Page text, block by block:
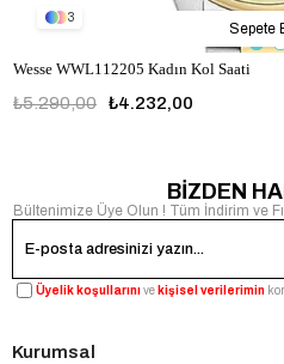
3
Wesse WWL112205 Kadın Kol Saati
₺4.232,00
₺5.290,00
Sepete
BİZDEN
Bültenimize Üye Olun ! Tüm İndirim ve
Üyelik koşullarınıve kişisel verilerimin
Kurumsal